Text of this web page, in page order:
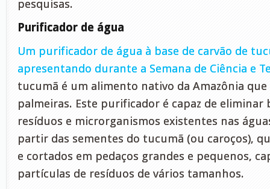
pesquisas.
Purificador de água
Um purificador de água à base de carvão de
apresentando durante a Semana de Ciência e
tucumã é um alimento nativo da Amazônia
palmeiras. Este purificador é capaz de eliminar
resíduos e microrganismos existentes nas
partir das sementes do tucumã (ou caroços),
e cortados em pedaços grandes e pequenos,
partículas de resíduos de vários tamanhos.